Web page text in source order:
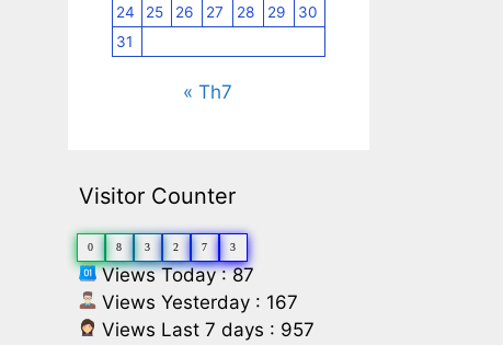
24
25 26 27 28 29
30
31
« Th7
Visitor Counter
0 8 3 2 7 3
Views Today : 87
Views Yesterday : 167
Views Last 7 days : 957